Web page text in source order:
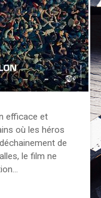
efficace et
où les héros
de
le film ne